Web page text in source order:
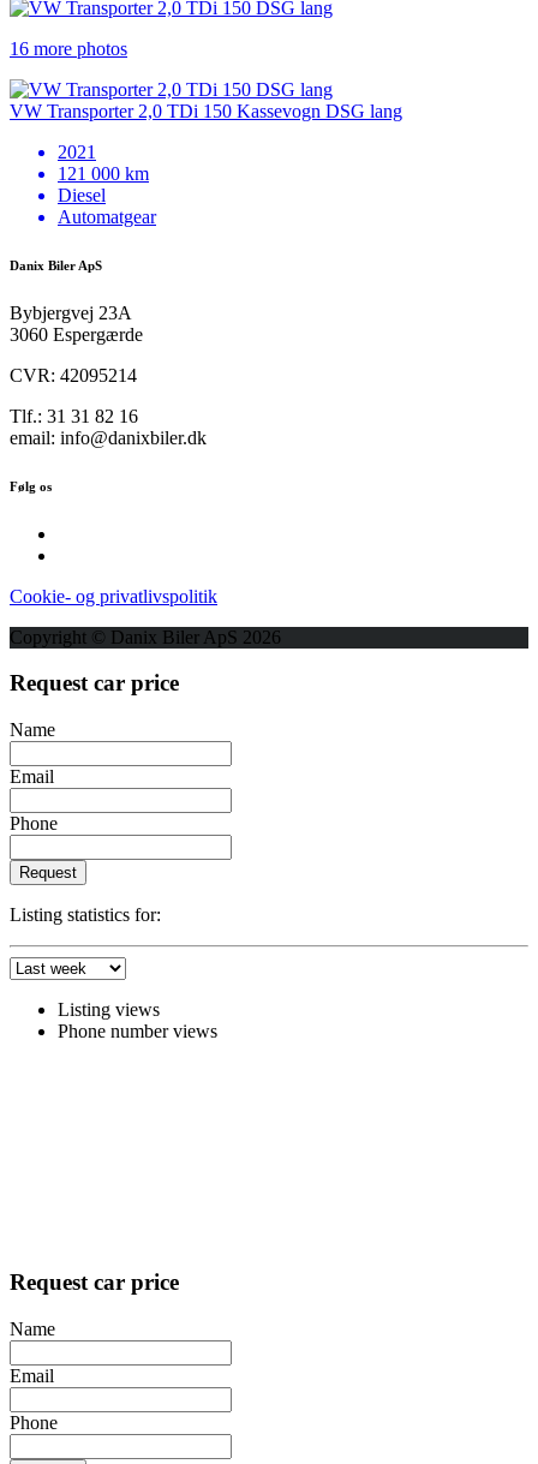
16 more photos
VW Transporter 2,0 TDi 150 Kassevogn DSG lang
2021
121 000 km
Diesel
Automatgear
Danix Biler ApS
Bybjergvej 23A
3060 Espergærde
CVR: 42095214
Tlf.: 31 31 82 16
email: info@danixbiler.dk
Følg os
Cookie- og privatlivspolitik
Copyright © Danix Biler ApS 2026
Request car price
Name
Email
Phone
Request
Listing statistics for:
Listing views
Phone number views
Request car price
Name
Email
Phone